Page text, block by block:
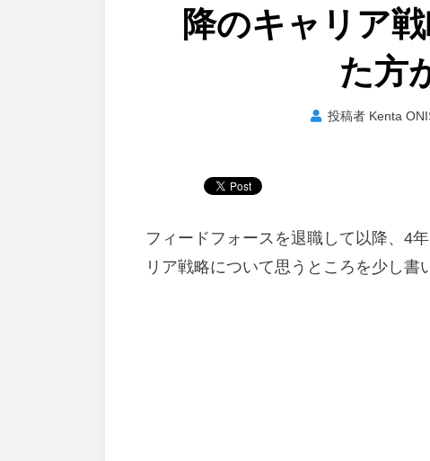
降のキャリア
た方
投稿者 Kenta
フィードフォースを退職して以降、4
リア戦略について思うところを少し書